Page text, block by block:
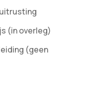
(in overleg)
(geen